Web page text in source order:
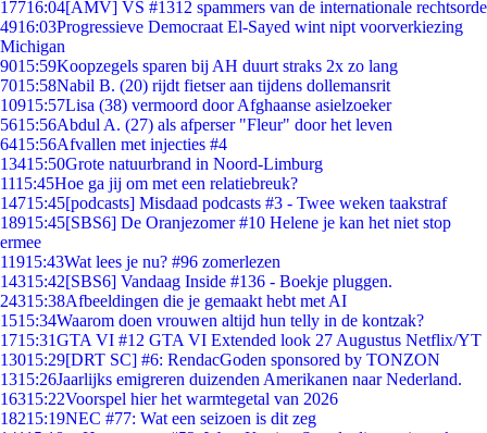
17716:04[AMV] VS #1312 spammers van de internationale rechtsorde
4916:03Progressieve Democraat El-Sayed wint nipt voorverkiezing
Michigan
9015:59Koopzegels sparen bij AH duurt straks 2x zo lang
7015:58Nabil B. (20) rijdt fietser aan tijdens dollemansrit
10915:57Lisa (38) vermoord door Afghaanse asielzoeker
5615:56Abdul A. (27) als afperser "Fleur" door het leven
6415:56Afvallen met injecties #4
13415:50Grote natuurbrand in Noord-Limburg
1115:45Hoe ga jij om met een relatiebreuk?
14715:45[podcasts] Misdaad podcasts #3 - Twee weken taakstraf
18915:45[SBS6] De Oranjezomer #10 Helene je kan het niet stop
ermee
11915:43Wat lees je nu? #96 zomerlezen
14315:42[SBS6] Vandaag Inside #136 - Boekje pluggen.
24315:38Afbeeldingen die je gemaakt hebt met AI
1515:34Waarom doen vrouwen altijd hun telly in de kontzak?
1715:31GTA VI #12 GTA VI Extended look 27 Augustus Netflix/YT
13015:29[DRT SC] #6: RendacGoden sponsored by TONZON
1315:26Jaarlijks emigreren duizenden Amerikanen naar Nederland.
16315:22Voorspel hier het warmtegetal van 2026
18215:19NEC #77: Wat een seizoen is dit zeg